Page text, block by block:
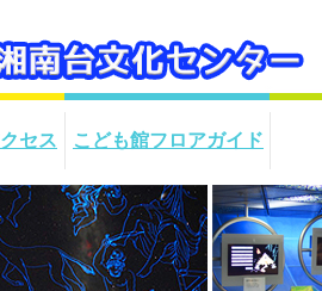
セス こども館フロアガイド